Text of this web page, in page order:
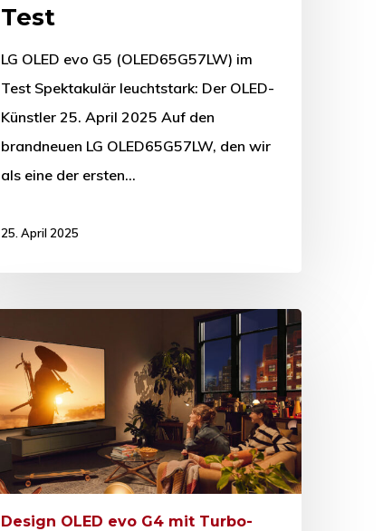
Test
LG OLED evo G5 (OLED65G57LW) im
Test Spektakulär leuchtstark: Der OLED-
Künstler 25. April 2025 Auf den
brandneuen LG OLED65G57LW, den wir
als eine der ersten…
25. April 2025
Design OLED evo G4 mit Turbo-